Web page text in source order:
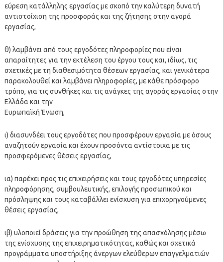
εύρεση κατάλληλης εργασίας με σκοπό την καλύτερη δυνατή
αντιστοίχιση της προσφοράς και της ζήτησης στην αγορά
εργασίας,
θ) λαμβάνει από τους εργοδότες πληροφορίες που είναι
απαραίτητες για την εκτέλεση του έργου τους και, ιδίως, τις
σχετικές με τη διαθεσιμότητα θέσεων εργασίας, και γενικότερα
παρακολουθεί και λαμβάνει πληροφορίες, με κάθε πρόσφορο
τρόπο, για τις συνθήκες και τις ανάγκες της αγοράς εργασίας στην
Ελλάδα και την
Ευρωπαϊκή Ένωση,
ι) διασυνδέει τους εργοδότες που προσφέρουν εργασία με όσους
αναζητούν εργασία και έχουν προσόντα αντίστοιχα με τις
προσφερόμενες θέσεις εργασίας,
ια) παρέχει προς τις επιχειρήσεις και τους εργοδότες υπηρεσίες
πληροφόρησης, συμβουλευτικής, επιλογής προσωπικού και
πρόσληψης και τους καταβάλλει ενίσχυση για επιχορηγούμενες
θέσεις εργασίας,
ιβ) υλοποιεί δράσεις για την προώθηση της απασχόλησης μέσω
της ενίσχυσης της επιχειρηματικότητας, καθώς και σχετικά
προγράμματα υποστήριξης άνεργων ελεύθερων επαγγελματιών